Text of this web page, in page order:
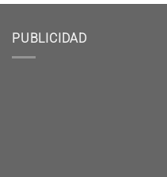
PUBLICIDAD